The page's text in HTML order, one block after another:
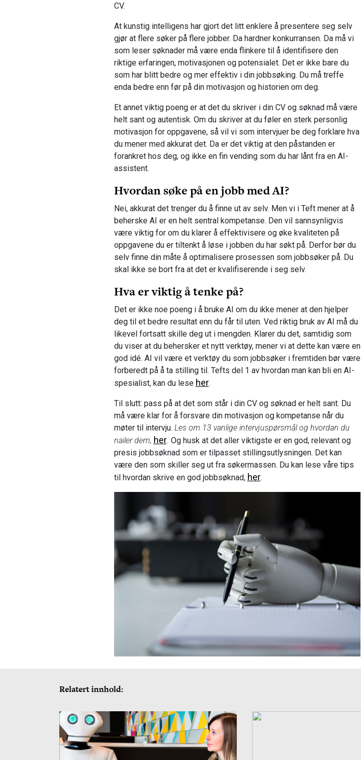
CV.
At kunstig intelligens har gjort det litt enklere å presentere seg selv
gjør at flere søker på flere jobber. Da hardner konkurransen. Da må vi
som leser søknader må være enda flinkere til å identifisere den
riktige erfaringen, motivasjonen og potensialet. Det er ikke bare du
som har blitt bedre og mer effektiv i din jobbsøking. Du må treffe
enda bedre enn før på din motivasjon og historien om deg.
Et annet viktig poeng er at det du skriver i din CV og søknad må være
helt sant og autentisk. Om du skriver at du føler en sterk personlig
motivasjon for oppgavene, så vil vi som intervjuer be deg forklare hva
du mener med akkurat det. Da er det viktig at den påstanden er
forankret hos deg, og ikke en fin vending som du har lånt fra en AI-
assistent.
Hvordan søke på en jobb med AI?
Nei, akkurat det trenger du å finne ut av selv. Men vi i Teft mener at å
beherske AI er en helt sentral kompetanse. Den vil sannsynligvis
være viktig for om du klarer å effektivisere og øke kvaliteten på
oppgavene du er tiltenkt å løse i jobben du har søkt på. Derfor bør du
selv finne din måte å optimalisere prosessen som jobbsøker på. Du
skal ikke se bort fra at det er kvalifiserende i seg selv.
Hva er viktig å tenke på?
Det er ikke noe poeng i å bruke AI om du ikke mener at den hjelper
deg til et bedre resultat enn du får til uten. Ved riktig bruk av AI må du
likevel fortsatt skille deg ut i mengden. Klarer du det, samtidig som
du viser at du behersker et nytt verktøy, mener vi at dette kan være en
god idé. AI vil være et verktøy du som jobbsøker i fremtiden bør være
forberedt på å ta stilling til. Tefts del 1 av hvordan man kan bli en AI-
spesialist, kan du lese her.
Til slutt: pass på at det som står i din CV og søknad er helt sant. Du
må være klar for å forsvare din motivasjon og kompetanse når du
møter til intervju. Les om 13 vanlige intervjuspørsmål og hvordan du
nailer dem, her. Og husk at det aller viktigste er en god, relevant og
presis jobbsøknad som er tilpasset stillingsutlysningen. Det kan
være den som skiller seg ut fra søkermassen. Du kan lese våre tips
til hvordan skrive en god jobbsøknad, her.
Relatert innhold: